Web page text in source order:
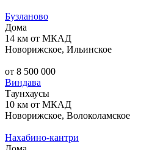
Бузланово
Дома
14 км от МКАД
Новорижское, Ильинское
от 8 500 000
Виндава
Таунхаусы
10 км от МКАД
Новорижское, Волоколамское
Нахабино-кантри